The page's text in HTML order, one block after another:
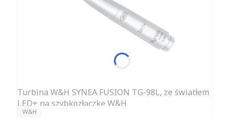
Turbina W&H SYNEA FUSION TG-98L, ze światłem
LED+ na szybkozłączkę W&H
PRODUCENT
W&H